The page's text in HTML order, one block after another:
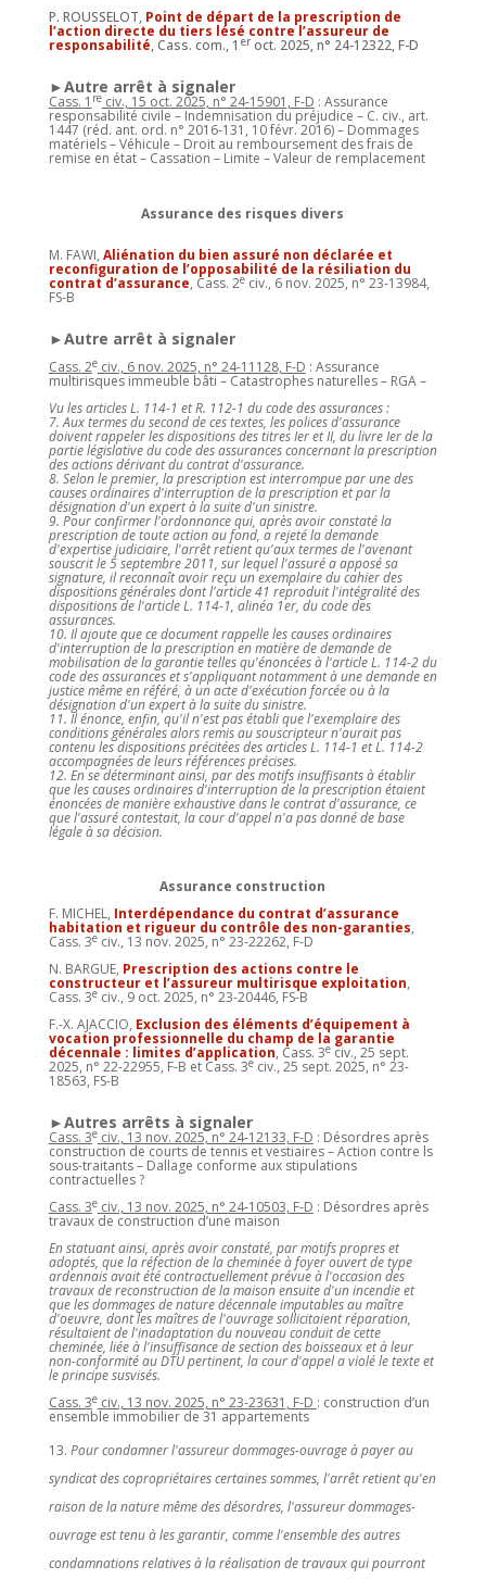
P. ROUSSELOT, Point de départ de la prescription de
l’action directe du tiers lésé contre l’assureur de
responsabilité, Cass. com., 1 eroct. 2025, n° 24-12322, F-D
►Autre arrêt à signaler
Cass. 1 reciv., 15 oct. 2025, n° 24-15901, F-D : Assurance
responsabilité civile – Indemnisation du préjudice – C. civ., art.
1447 (réd. ant. ord. n° 2016-131, 10 févr. 2016) – Dommages
matériels – Véhicule – Droit au remboursement des frais de
remise en état – Cassation – Limite – Valeur de remplacement
Assurance des risques divers
M. FAWI, Aliénation du bien assuré non déclarée et
reconfiguration de l’opposabilité de la résiliation du
contrat d’assurance, Cass. 2eciv., 6 nov. 2025, n° 23-13984,
FS-B
►Autre arrêt à signaler
Cass. 2eciv., 6 nov. 2025, n° 24-11128, F-D : Assurance
multirisques immeuble bâti – Catastrophes naturelles – RGA –
Vu les articles L. 114-1 et R. 112-1 du code des assurances :
7. Aux termes du second de ces textes, les polices d'assurance
doivent rappeler les dispositions des titres Ier et II, du livre Ier de la
partie législative du code des assurances concernant la prescription
des actions dérivant du contrat d'assurance.
8. Selon le premier, la prescription est interrompue par une des
causes ordinaires d'interruption de la prescription et par la
désignation d'un expert à la suite d'un sinistre.
9. Pour confirmer l'ordonnance qui, après avoir constaté la
prescription de toute action au fond, a rejeté la demande
d'expertise judiciaire, l'arrêt retient qu'aux termes de l'avenant
souscrit le 5 septembre 2011, sur lequel l'assuré a apposé sa
signature, il reconnaît avoir reçu un exemplaire du cahier des
dispositions générales dont l'article 41 reproduit l'intégralité des
dispositions de l'article L. 114-1, alinéa 1er, du code des
assurances.
10. Il ajoute que ce document rappelle les causes ordinaires
d'interruption de la prescription en matière de demande de
mobilisation de la garantie telles qu'énoncées à l'article L. 114-2 du
code des assurances et s'appliquant notamment à une demande en
justice même en référé, à un acte d'exécution forcée ou à la
désignation d'un expert à la suite du sinistre.
11. Il énonce, enfin, qu'il n'est pas établi que l'exemplaire des
conditions générales alors remis au souscripteur n'aurait pas
contenu les dispositions précitées des articles L. 114-1 et L. 114-2
accompagnées de leurs références précises.
12. En se déterminant ainsi, par des motifs insuffisants à établir
que les causes ordinaires d'interruption de la prescription étaient
énoncées de manière exhaustive dans le contrat d'assurance, ce
que l'assuré contestait, la cour d'appel n'a pas donné de base
légale à sa décision.
Assurance construction
F. MICHEL, Interdépendance du contrat d’assurance
habitation et rigueur du contrôle des non-garanties,
Cass. 3eciv., 13 nov. 2025, n° 23-22262, F-D
N. BARGUE, Prescription des actions contre le
constructeur et l’assureur multirisque exploitation,
Cass. 3eciv., 9 oct. 2025, n° 23-20446, FS-B
F.-X. AJACCIO, Exclusion des éléments d’équipement à
vocation professionnelle du champ de la garantie
décennale : limites d’application, Cass. 3eciv., 25 sept.
2025, n° 22-22955, F-B et Cass. 3eciv., 25 sept. 2025, n° 23-
18563, FS-B
►Autres arrêts à signaler
Cass. 3eciv., 13 nov. 2025, n° 24-12133, F-D : Désordres après
construction de courts de tennis et vestiaires – Action contre ls
sous-traitants – Dallage conforme aux stipulations
contractuelles ?
Cass. 3eciv., 13 nov. 2025, n° 24-10503, F-D : Désordres après
travaux de construction d’une maison
En statuant ainsi, après avoir constaté, par motifs propres et
adoptés, que la réfection de la cheminée à foyer ouvert de type
ardennais avait été contractuellement prévue à l'occasion des
travaux de reconstruction de la maison ensuite d'un incendie et
que les dommages de nature décennale imputables au maître
d'oeuvre, dont les maîtres de l'ouvrage sollicitaient réparation,
résultaient de l'inadaptation du nouveau conduit de cette
cheminée, liée à l'insuffisance de section des boisseaux et à leur
non-conformité au DTU pertinent, la cour d'appel a violé le texte et
le principe susvisés.
Cass. 3eciv., 13 nov. 2025, n° 23-23631, F-D : construction d’un
ensemble immobilier de 31 appartements
Pour condamner l'assureur dommages-ouvrage à payer au
syndicat des copropriétaires certaines sommes, l'arrêt retient qu'en
raison de la nature même des désordres, l'assureur dommages-
ouvrage est tenu à les garantir, comme l'ensemble des autres
condamnations relatives à la réalisation de travaux qui pourront